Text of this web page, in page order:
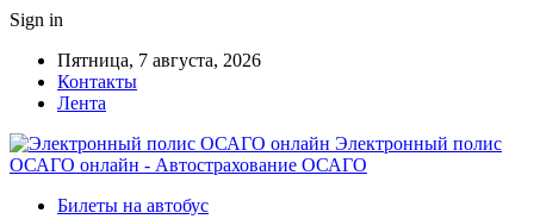
Sign in
Пятница, 7 августа, 2026
Контакты
Лента
Электронный полис
ОСАГО онлайн - Автострахование ОСАГО
Билеты на автобус